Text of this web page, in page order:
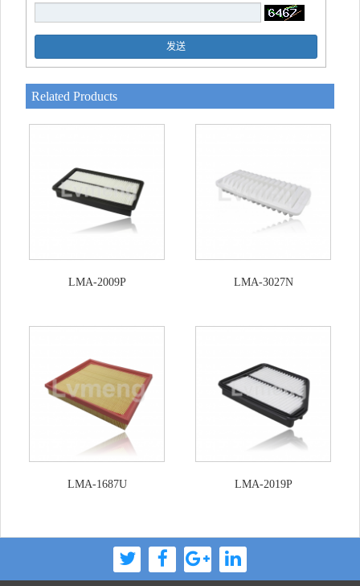
发送
Related Products
LMA-2009P LMA-3027N
LMA-1687U LMA-2019P